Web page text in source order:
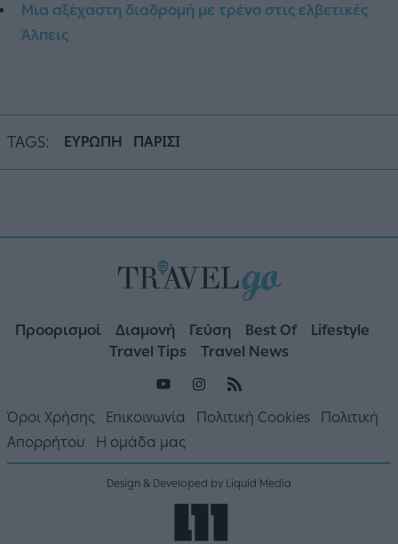
Μια αξέχαστη διαδρομή με τρένο στις ελβετικές
Άλπεις
TAGS: ΕΥΡΩΠΗ ΠΑΡΙΣΙ
Προορισμοί Διαμονή Γεύση Best Of
Lifestyle
Travel Tips
Travel News
Όροι Χρήσης Επικοινωνία Πολιτική Cookies
Πολιτική
Απορρήτου
Η ομάδα μας
Design & Developed by Liquid Media